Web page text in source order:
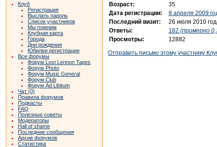
Клуб
Регистрация
Выслать пароль
Список участников
Мы помним
Клубная карта
Города
Дни рождения
Юбилеи регистрации
Все форумы
Форум Lost Lennon Tapes
Форум Photo
Форум Music General
Форум Club
Форум Ad Libitum
Чат (0)
Правила форумов
Подкасты
FAQ
Полезные советы
Модераторы
Hall of shame
Последние сообщения
Архив форумов
Статистика
Возраст:
35
Дата регистрации:
8 апреля 2009
Последний визит:
26 июля 2010
Ответы:
182 (примерно
Просмотры:
12882
Отправить письмо этому участнику